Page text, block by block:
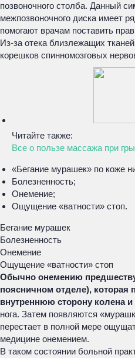
позвоночного столба. Данный
межпозвоночного диска имеет
помогают врачам поставить
Из-за отека близлежащих
корешков спинномозговых
Читайте также:
Все о пользе массажа при
«Бегание мурашек» по коже
Болезненность;
Онемение;
Ощущение «ватности» стоп.
Бегание мурашек
Болезненность
Онемение
Ощущение «ватности» стоп
Обычно онемению
поясничном отделе), которая
внутреннюю сторону колена и
нога. Затем появляются
перестает в полной мере
медицине онемением.
В таком состоянии больной